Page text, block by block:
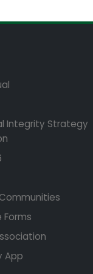
Integrity Strategy
Forms
App